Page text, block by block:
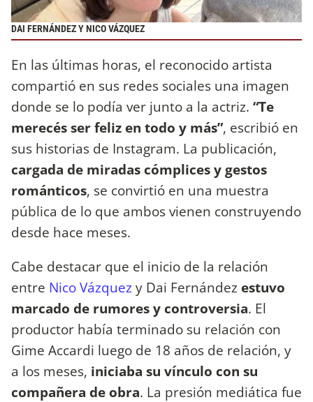
DAI FERNÁNDEZ Y NICO VÁZQUEZ
En las últimas horas, el reconocido artista
compartió en sus redes sociales una imagen
donde se lo podía ver junto a la actriz. “Te
merecés ser feliz en todo y más”, escribió en
sus historias de Instagram. La publicación,
cargada de miradas cómplices y gestos
románticos, se convirtió en una muestra
pública de lo que ambos vienen construyendo
desde hace meses.
Cabe destacar que el inicio de la relación
entre Nico Vázquezy Dai Fernández estuvo
marcado de rumores y controversia. El
productor había terminado su relación con
Gime Accardi luego de 18 años de relación, y
a los meses, iniciaba su vínculo con su
compañera de obra. La presión mediática fue